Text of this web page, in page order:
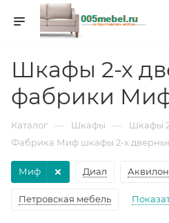
Шкафы 2-х
фабрики
Каталог — Шкафы — Шкафы
Фабрика Миф шкафы 2-х
Диал Аквилон
Петровская мебель
Миф